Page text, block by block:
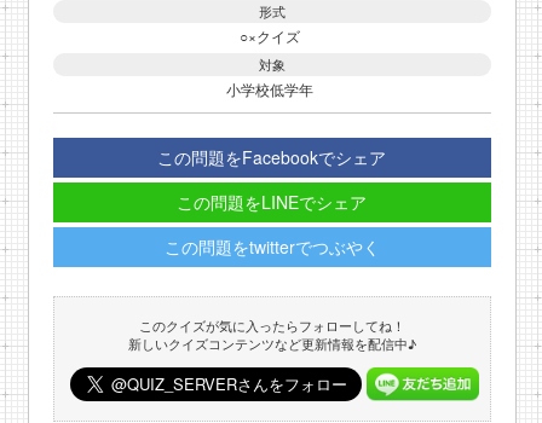
形式
○×クイズ
対象
小学校低学年
この問題をFacebookでシェア
この問題をLINEでシェア
この問題をtwitterでつぶやく
このクイズが気に入ったらフォローしてね！
新しいクイズコンテンツなど更新情報を配信中♪